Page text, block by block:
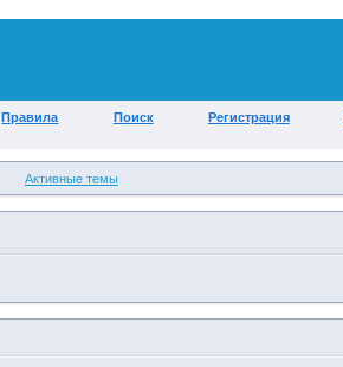
Правила Поиск Регистрация
Активные темы